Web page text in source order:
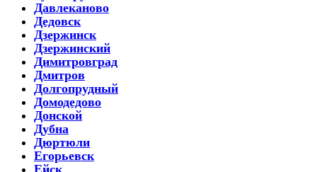
Давлеканово
Дедовск
Дзержинск
Дзержинский
Димитровград
Дмитров
Долгопрудный
Домодедово
Донской
Дубна
Дюртюли
Егорьевск
Ейск